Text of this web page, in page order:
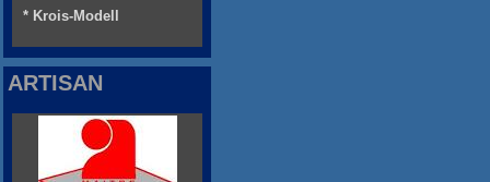
* Krois-Modell
ARTISAN